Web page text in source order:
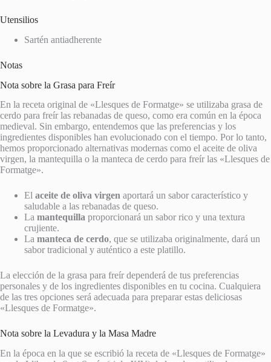
Utensilios
Sartén antiadherente
Notas
Nota sobre la Grasa para Freír
En la receta original de «Llesques de Formatge» se utilizaba grasa de
cerdo para freír las rebanadas de queso, como era común en la época
medieval. Sin embargo, entendemos que las preferencias y los
ingredientes disponibles han evolucionado con el tiempo. Por lo tanto,
hemos proporcionado alternativas modernas como el aceite de oliva
virgen, la mantequilla o la manteca de cerdo para freír las «Llesques de
Formatge».
El aceite de oliva virgen aportará un sabor característico y
saludable a las rebanadas de queso.
La mantequilla proporcionará un sabor rico y una textura
crujiente.
La manteca de cerdo, que se utilizaba originalmente, dará un
sabor tradicional y auténtico a este platillo.
La elección de la grasa para freír dependerá de tus preferencias
personales y de los ingredientes disponibles en tu cocina. Cualquiera
de las tres opciones será adecuada para preparar estas deliciosas
«Llesques de Formatge».
Nota sobre la Levadura y la Masa Madre
En la época en la que se escribió la receta de «Llesques de Formatge»